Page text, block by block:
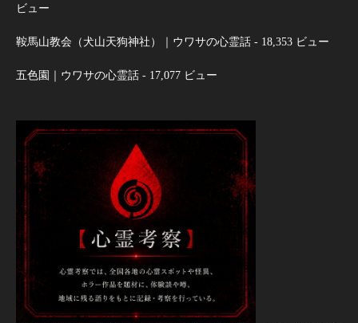
ビュー
鞍馬山教会（犬山天狗神社）｜ウワサの心霊話 - 18,353 ビュー
五色園｜ウワサの心霊話 - 17,077 ビュー